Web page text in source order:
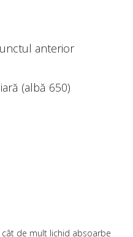
anterior
(albă 650)
de mult lichid absoarbe